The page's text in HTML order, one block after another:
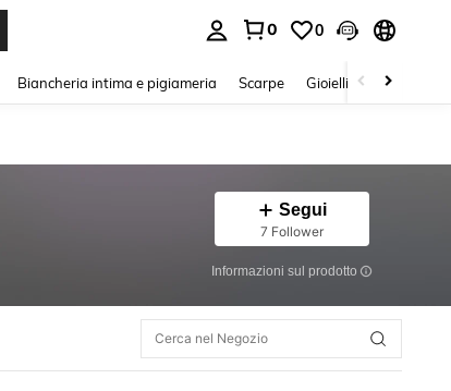
0 0
Biancheria intima e pigiameria Scarpe Gioielli E Accessori
Segui
7 Follower
Informazioni sul prodotto